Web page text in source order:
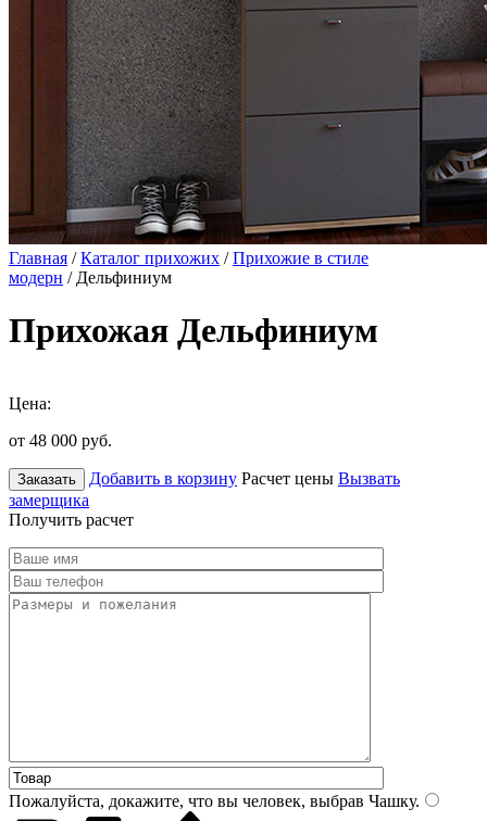
Главная /Каталог прихожих /Прихожие в стиле
модерн / Дельфиниум
Прихожая Дельфиниум
Цена:
от 48 000 руб.
Заказать Добавить в корзину Расчет цены Вызвать
замерщика
Получить расчет
Пожалуйста, докажите, что вы человек, выбрав Чашку.